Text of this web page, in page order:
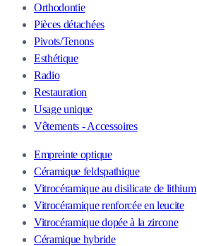
Orthodontie
Pièces détachées
Pivots/Tenons
Esthétique
Radio
Restauration
Usage unique
Vêtements - Accessoires
Empreinte optique
Céramique feldspathique
Vitrocéramique au disilicate de lithium
Vitrocéramique renforcée en leucite
Vitrocéramique dopée à la zircone
Céramique hybride